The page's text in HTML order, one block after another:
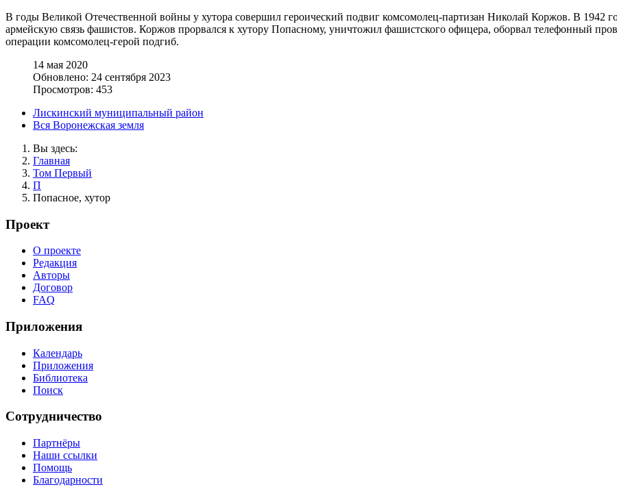
В годы Великой Отечественной войны у хутора совершил героический подвиг комсомолец-партизан Николай Коржов. В 1942
армейскую связь фашистов. Коржов прорвался к хутору Попасному, уничтожил фашистского офицера, оборвал телефонный
операции комсомолец-герой подгиб.
14 мая 2020
Обновлено: 24 сентября 2023
Просмотров: 453
Лискинский муниципальный район
Вся Воронежская земля
Вы здесь:
Главная
Том Первый
П
Попасное, хутор
Проект
О проекте
Редакция
Авторы
Договор
FAQ
Приложения
Календарь
Приложения
Библиотека
Поиск
Сотрудничество
Партнёры
Наши ссылки
Помощь
Благодарности